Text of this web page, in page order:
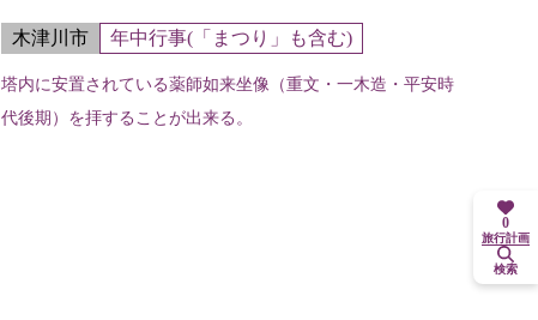
木津川市 年中行事(「まつり」も含む)
塔内に安置されている薬師如来坐像（重文・一木造・平安時
代後期）を拝することが出来る。
0
旅行計画
検索